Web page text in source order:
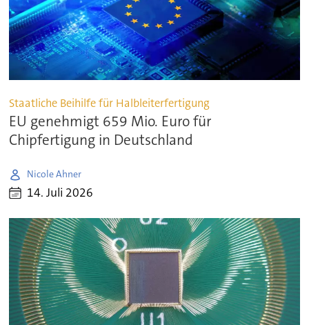
Staatliche Beihilfe für Halbleiterfertigung
EU genehmigt 659 Mio. Euro für
Chipfertigung in Deutschland
Nicole Ahner
14. Juli 2026